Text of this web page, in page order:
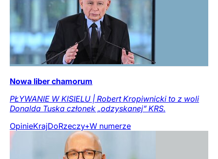
Nowa liber chamorum
PŁYWANIE W KISIELU | Robert Kropiwnicki to z woli
Donalda Tuska członek „odzyskanej” KRS.
OpinieKrajDoRzeczy+W numerze